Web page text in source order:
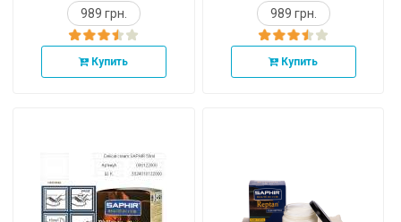
989 грн.
Купить
989 грн.
Купить